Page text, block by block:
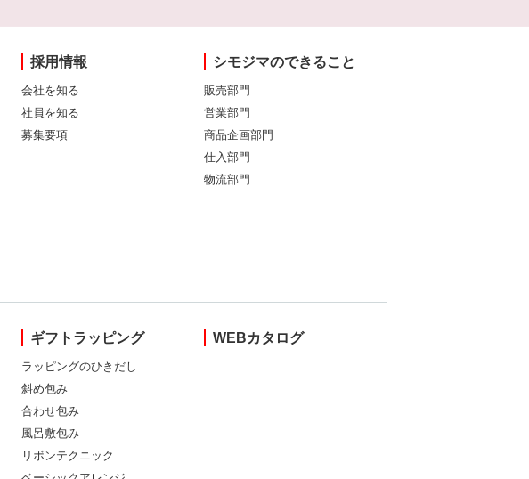
採用情報
会社を知る
社員を知る
募集要項
シモジマのできること
販売部門
営業部門
商品企画部門
仕入部門
物流部門
ギフトラッピング
ラッピングのひきだし
斜め包み
合わせ包み
風呂敷包み
リボンテクニック
WEBカタログ